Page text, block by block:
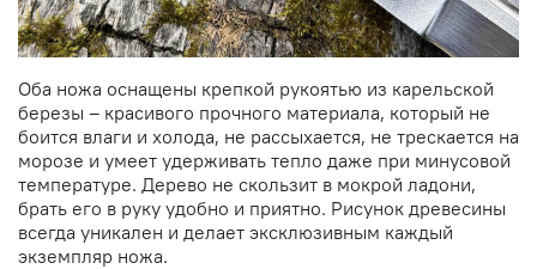
Оба ножа оснащены крепкой рукоятью из карельской
березы – красивого прочного материала, который не
боится влаги и холода, не рассыхается, не трескается на
морозе и умеет удерживать тепло даже при минусовой
температуре. Дерево не скользит в мокрой ладони,
брать его в руку удобно и приятно. Рисунок древесины
всегда уникален и делает эксклюзивным каждый
экземпляр ножа.